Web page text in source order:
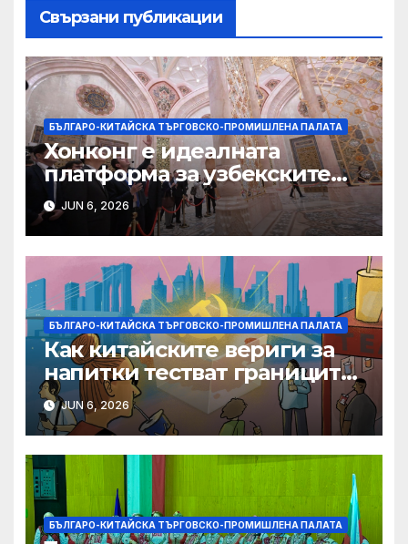
Свързани публикации
БЪЛГАРО-КИТАЙСКА ТЪРГОВСКО-ПРОМИШЛЕНА ПАЛАТА
Хонконг е идеалната
платформа за узбекските
фирми да разширят
крилата си в световен
мащаб, казва Джон Лий
JUN 6, 2026
БЪЛГАРО-КИТАЙСКА ТЪРГОВСКО-ПРОМИШЛЕНА ПАЛАТА
Как китайските вериги за
напитки тестват границите
на меката сила
JUN 6, 2026
БЪЛГАРО-КИТАЙСКА ТЪРГОВСКО-ПРОМИШЛЕНА ПАЛАТА